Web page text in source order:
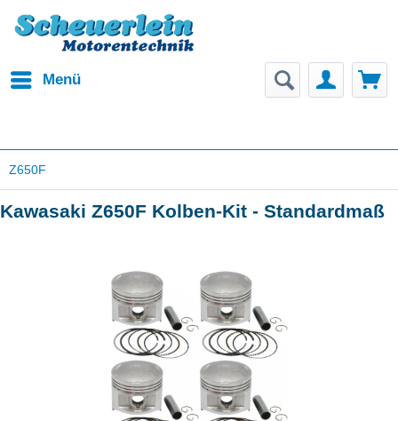
Menü
Z650F
Kawasaki Z650F Kolben-Kit - Standardmaß